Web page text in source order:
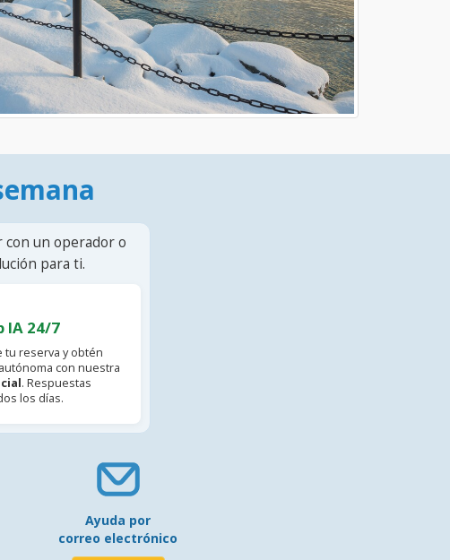
con un operador o
para ti.
IA 24/7
tu reserva y obtén
con nuestra
. Respuestas
los días.
Ayuda por
correo electrónico